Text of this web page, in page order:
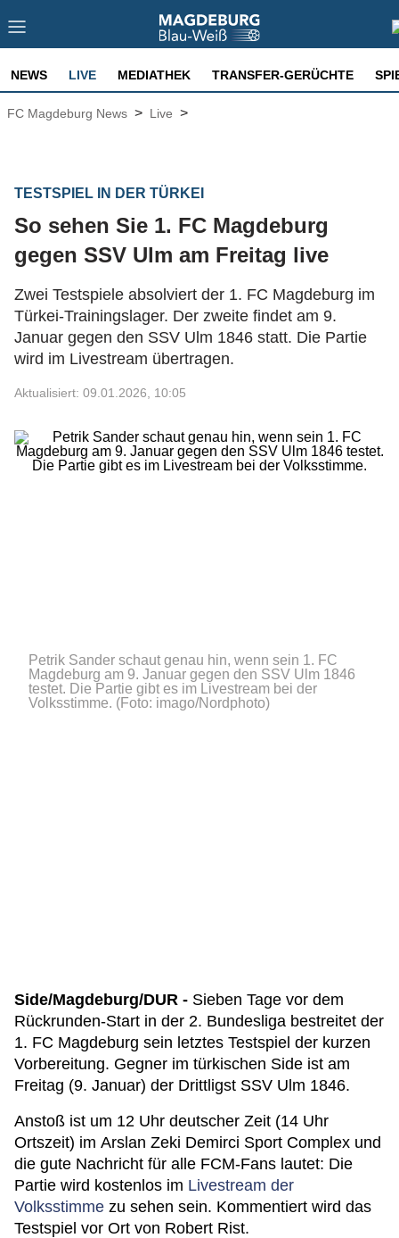
NEWS LIVE MEDIATHEK TRANSFER-GERÜCHTE
FC Magdeburg News > Live >
TESTSPIEL IN DER TÜRKEI
So sehen Sie 1. FC Magdeburg
gegen SSV Ulm am Freitag live
Zwei Testspiele absolviert der 1. FC Magdeburg im
Türkei-Trainingslager. Der zweite findet am 9.
Januar gegen den SSV Ulm 1846 statt. Die Partie
wird im Livestream übertragen.
Aktualisiert: 09.01.2026, 10:05
Petrik Sander schaut genau hin, wenn sein 1. FC
Magdeburg am 9. Januar gegen den SSV Ulm 1846
testet. Die Partie gibt es im Livestream bei der
Volksstimme. (Foto: imago/Nordphoto)
Side/Magdeburg/DUR - Sieben Tage vor dem
Rückrunden-Start in der 2. Bundesliga bestreitet der
1. FC Magdeburg sein letztes Testspiel der kurzen
Vorbereitung. Gegner im türkischen Side ist am
Freitag (9. Januar) der Drittligst SSV Ulm 1846.
Anstoß ist um 12 Uhr deutscher Zeit (14 Uhr
Ortszeit) im Arslan Zeki Demirci Sport Complex und
die gute Nachricht für alle FCM-Fans lautet: Die
Partie wird kostenlos im Livestream der
Volksstimme zu sehen sein. Kommentiert wird das
Testspiel vor Ort von Robert Rist.